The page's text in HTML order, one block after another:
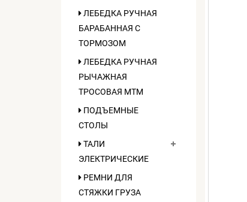
ЛЕБЕДКА РУЧНАЯ
БАРАБАННАЯ С
ТОРМОЗОМ
ЛЕБЕДКА РУЧНАЯ
РЫЧАЖНАЯ
ТРОСОВАЯ МТМ
ПОДЪЕМНЫЕ
СТОЛЫ
ТАЛИ
ЭЛЕКТРИЧЕСКИЕ
РЕМНИ ДЛЯ
СТЯЖКИ ГРУЗА